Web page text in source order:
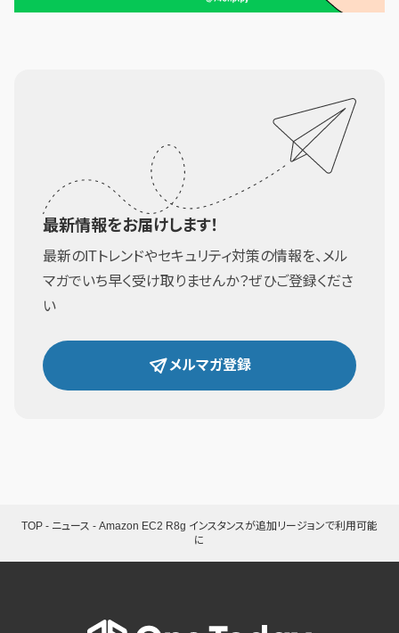
最新情報をお届けします！
最新のITトレンドやセキュリティ対策の情報を、メル
マガでいち早く受け取りませんか？ぜひご登録くださ
い
メルマガ登録
TOP - ニュース - Amazon EC2 R8g インスタンスが追加リージョンで利用可能
に